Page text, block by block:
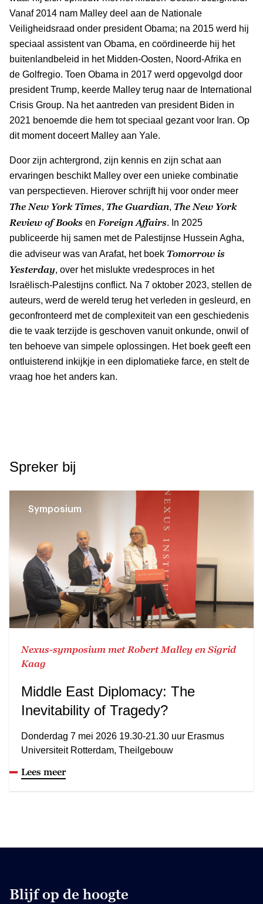
Vanaf 2014 nam Malley deel aan de Nationale
Veiligheidsraad onder president Obama; na 2015 werd hij
speciaal assistent van Obama, en coördineerde hij het
buitenlandbeleid in het Midden-Oosten, Noord-Afrika en
de Golfregio. Toen Obama in 2017 werd opgevolgd door
president Trump, keerde Malley terug naar de International
Crisis Group. Na het aantreden van president Biden in
2021 benoemde die hem tot speciaal gezant voor Iran. Op
dit moment doceert Malley aan Yale.
Door zijn achtergrond, zijn kennis en zijn schat aan
ervaringen beschikt Malley over een unieke combinatie
van perspectieven. Hierover schrijft hij voor onder meer
The New York Times, The Guardian, The New York
Review of Books en Foreign Affairs. In 2025
publiceerde hij samen met de Palestijnse Hussein Agha,
die adviseur was van Arafat, het boek Tomorrow is
Yesterday, over het mislukte vredesproces in het
Israëlisch-Palestijns conflict. Na 7 oktober 2023, stellen de
auteurs, werd de wereld terug het verleden in gesleurd, en
geconfronteerd met de complexiteit van een geschiedenis
die te vaak terzijde is geschoven vanuit onkunde, onwil of
ten behoeve van simpele oplossingen. Het boek geeft een
ontluisterend inkijkje in een diplomatieke farce, en stelt de
vraag hoe het anders kan.
Spreker bij
Symposium
Nexus-symposium met Robert Malley en Sigrid
Kaag
Middle East Diplomacy: The
Inevitability of Tragedy?
Donderdag 7 mei 2026 19.30-21.30 uur Erasmus
Universiteit Rotterdam, Theilgebouw
Lees meer
Blijf op de hoogte